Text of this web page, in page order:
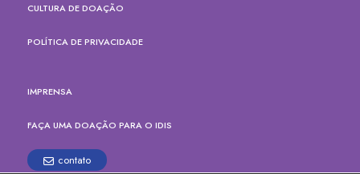
CULTURA DE DOAÇÃO
POLÍTICA DE PRIVACIDADE
IMPRENSA
FAÇA UMA DOAÇÃO PARA O IDIS
contato